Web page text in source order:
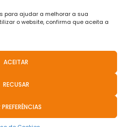
para ajudar a melhorar a sua
o website, confirma que aceita a
ACEITAR
RECUSAR
PREFERÊNCIAS
de Privacidade
Litígios
.pt